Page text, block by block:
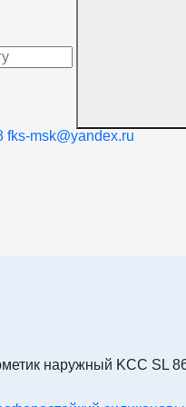
fks-msk@yandex.ru
наружный KCC SL